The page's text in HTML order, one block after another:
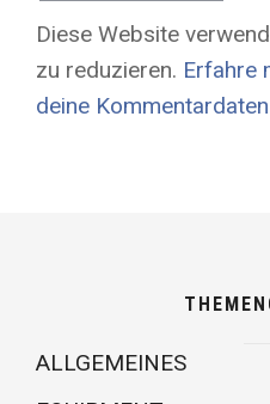
Diese Website
zu reduzieren. Erfahre
deine
ALLGEMEINES